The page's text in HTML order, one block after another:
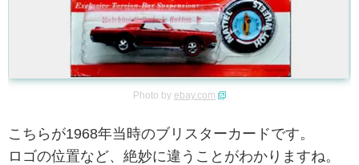
Photo by ebay.com
こちらが1968年当時のブリスターカードです。
ロゴの位置など、絶妙に違うことがわかりますね。